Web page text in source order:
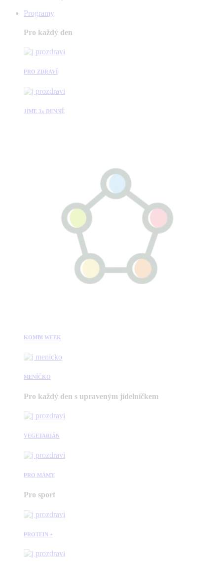
Programy
Pro každý den
PRO ZDRAVÍ
JÍME 3x DENNĚ
KOMBI WEEK
MENÍČKO
Pro každý den s upraveným jídelníčkem
VEGETARIÁN
PRO MÁMY
Pro sport
PROTEIN +